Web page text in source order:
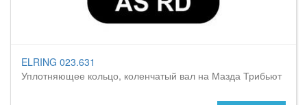
ELRING 023.631
Уплотняющее кольцо, коленчатый вал на Мазда Трибьют